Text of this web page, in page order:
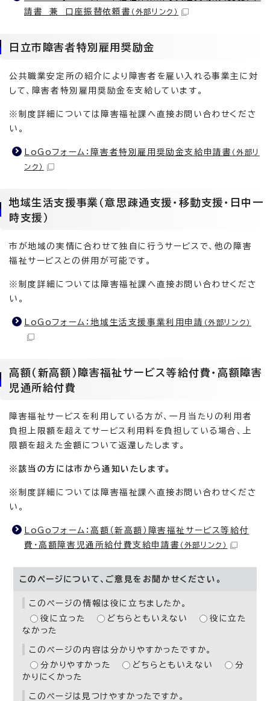
請書 兼 口座振替依頼書 （外部リンク）
日立市障害者特別雇用奨励金
公共職業安定所の紹介により障害者を雇い入れる事業主に対
して、障害者特別雇用奨励金を支給しています。
※制度詳細については障害福祉課へ直接お問い合わせくださ
い。
LoGoフォーム：障害者特別雇用奨励金支給申請書 （外部リ
ンク）
地域生活支援事業（意思疎通支援・移動支援・日中一
時支援）
市が地域の実情に合わせて独自に行うサービスで、他の障害
福祉サービスとの併用が可能です。
※制度詳細については障害福祉課へ直接お問い合わせくださ
い。
LoGoフォーム：地域生活支援事業利用申請 （外部リンク）
高額（新高額）障害福祉サービス等給付費・高額障害
児通所給付費
障害福祉サービスを利用している方が、一月当たりの利用者
負担上限額を超えてサービス利用料を負担している場合、上
限額を超えた金額について返還したします。
※該当の方には市から通知いたします。
※ 制度詳細については障害福祉課へ直接お問い合わせくださ
い。
LoGoフォーム：高額（新高額）障害福祉サービス等給付
費・高額障害児通所給付費支給申請書 （外部リンク）
このページについて、ご意見をお聞かせください。
このページの情報は役に立ちましたか。
役に立った
どちらともいえない
役に立た
なかった
このページの内容は分かりやすかったですか。
分かりやすかった
どちらともいえない
分
かりにくかった
このページは見つけやすかったですか。